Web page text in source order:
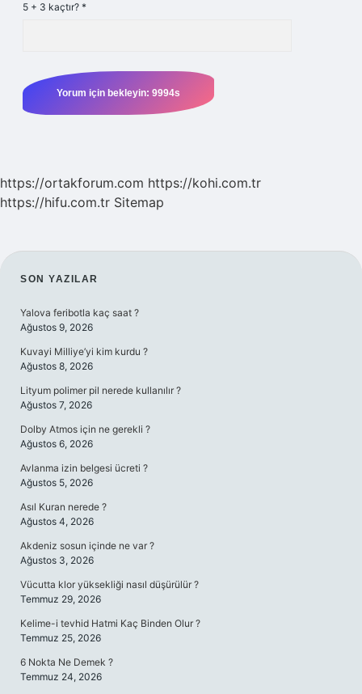
5 + 3 kaçtır? *
https://ortakforum.com https://kohi.com.tr
https://hifu.com.tr Sitemap
SIDEBAR
SON YAZILAR
Yalova feribotla kaç saat ?
Ağustos 9, 2026
Kuvayi Milliye’yi kim kurdu ?
Ağustos 8, 2026
Lityum polimer pil nerede kullanılır ?
Ağustos 7, 2026
Dolby Atmos için ne gerekli ?
Ağustos 6, 2026
Avlanma izin belgesi ücreti ?
Ağustos 5, 2026
Asıl Kuran nerede ?
Ağustos 4, 2026
Akdeniz sosun içinde ne var ?
Ağustos 3, 2026
Vücutta klor yüksekliği nasıl düşürülür ?
Temmuz 29, 2026
Kelime-i tevhid Hatmi Kaç Binden Olur ?
Temmuz 25, 2026
6 Nokta Ne Demek ?
Temmuz 24, 2026